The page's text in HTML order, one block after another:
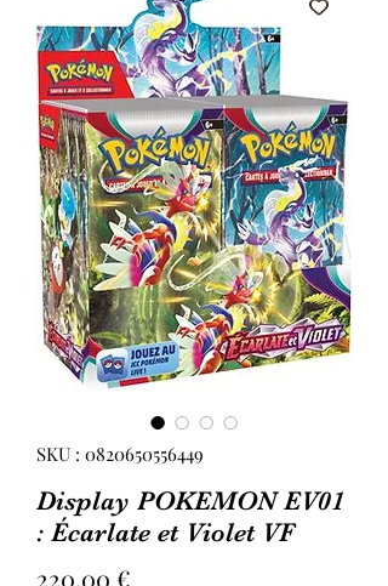
SKU : 0820650556449
Display POKEMON EV01
: Écarlate et Violet VF
220,00 €